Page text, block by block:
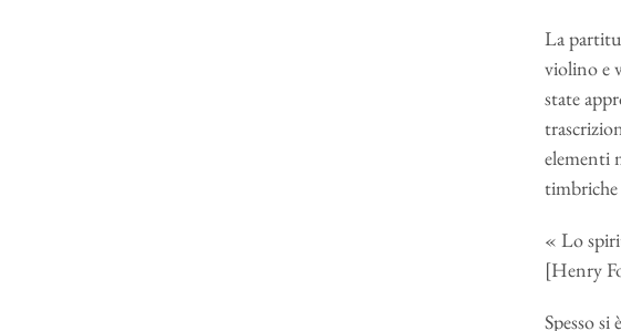
La
violino e
state
elementi
timbriche
« Lo
[Henry
Spesso